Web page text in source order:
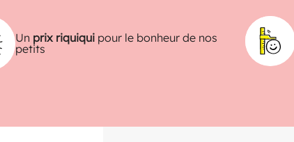
Un prix riquiqui pour le bonheur de nos
petits